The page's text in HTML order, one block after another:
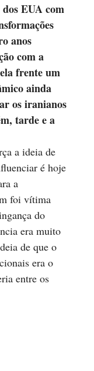
EUA com
anos
com a
frente um
ainda
os iranianos
tarde e a
a ideia de
é hoje
a
foi vítima
do
era muito
de que o
era o
entre os